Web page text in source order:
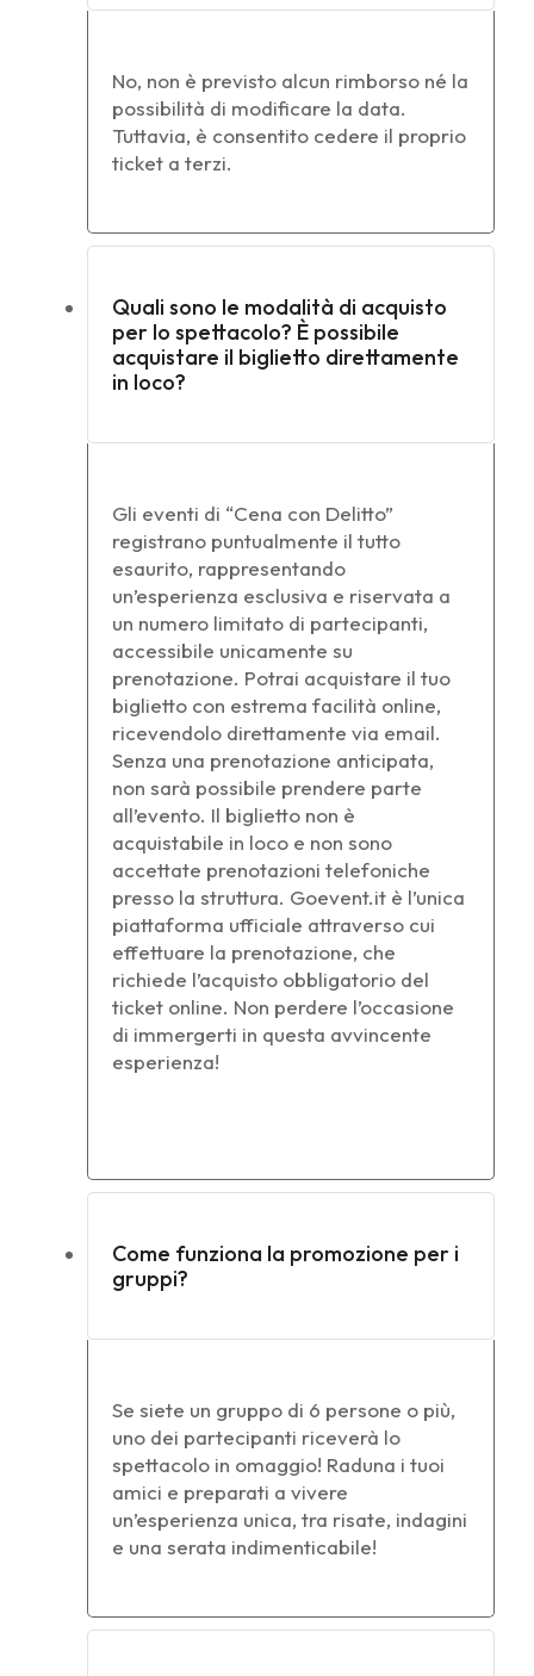
No, non è previsto alcun rimborso né la
possibilità di modificare la data.
Tuttavia, è consentito cedere il proprio
ticket a terzi.
Quali sono le modalità di acquisto
per lo spettacolo? È possibile
acquistare il biglietto direttamente
in loco?
Gli eventi di “Cena con Delitto”
registrano puntualmente il tutto
esaurito, rappresentando
un’esperienza esclusiva e riservata a
un numero limitato di partecipanti,
accessibile unicamente su
prenotazione. Potrai acquistare il tuo
biglietto con estrema facilità online,
ricevendolo direttamente via email.
Senza una prenotazione anticipata,
non sarà possibile prendere parte
all’evento. Il biglietto non è
acquistabile in loco e non sono
accettate prenotazioni telefoniche
presso la struttura. Goevent.it è l’unica
piattaforma ufficiale attraverso cui
effettuare la prenotazione, che
richiede l’acquisto obbligatorio del
ticket online. Non perdere l’occasione
di immergerti in questa avvincente
esperienza!
Come funziona la promozione per i
gruppi?
Se siete un gruppo di 6 persone o più,
uno dei partecipanti riceverà lo
spettacolo in omaggio! Raduna i tuoi
amici e preparati a vivere
un’esperienza unica, tra risate, indagini
e una serata indimenticabile!